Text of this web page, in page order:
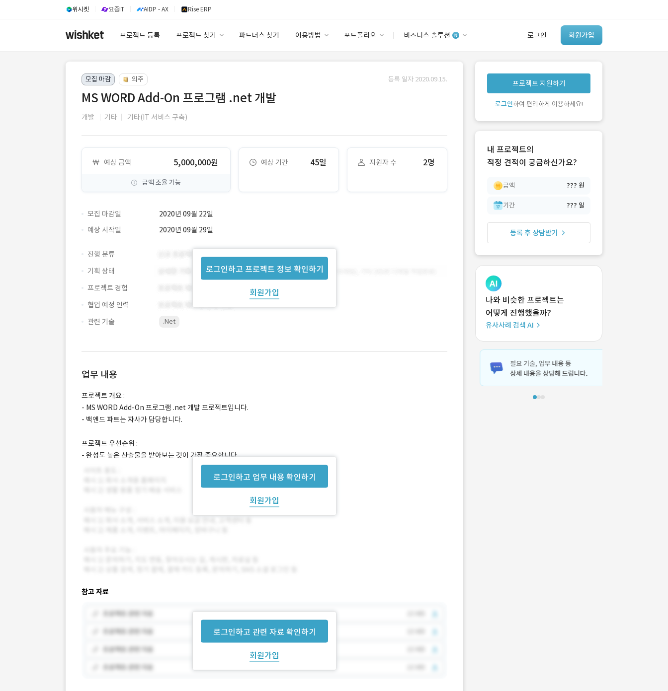
위시켓 요즘IT AIDP - AX Rise ERP
프로젝트 등록 프로젝트 찾기 파트너스 찾기 이용방법 포트폴리오 비즈니스 솔루션 로그인 회원가입
안심 코드 케어
유사사례 검색 AI
‘이런 거’ 만들어본
개발 회사 있어?
모집 마감 외주 등록 일자 2020.09.15.
MS WORD Add-On 프로그램 .net 개발
개발 기타 기타(IT 서비스 구축)
예상 금액 5,000,000원
금액 조율 가능
예상 기간 45일 지원자 수 2명
모집 마감일 2020년 09월 22일
로그인하고 프로젝트 정보 확인하기
회원가입
예상 시작일 2020년 09월 29일
진행 분류
기획 상태
프로젝트 경험
협업 예정 인력
관련 기술
.Net
업무 내용
로그인하고 업무 내용 확인하기
회원가입
프로젝트 개요 :
- MS WORD Add-On 프로그램 .net 개발 프로젝트입니다.
- 백엔드 파트는 자사가 담당합니다.
프로젝트 우선순위 :
- 완성도 높은 산출물을 받아보는 것이 가장 중요합니다.
참고 자료
로그인하고 관련 자료 확인하기
회원가입
프로젝트 지원하기
로그인하여 편리하게 이용하세요!
내 프로젝트의
적정 견적이 궁금하신가요?
금액 ??? 원
기간 ??? 일
등록 후 상담받기
나와 비슷한 프로젝트는
어떻게 진행했을까?
유사사례 검색 AI